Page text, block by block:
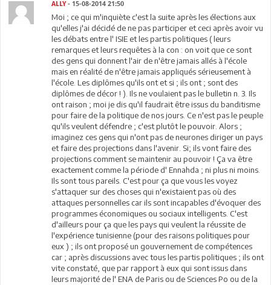
ALLY- 15-08-2014 21:50
Moi ; ce qui m'inquiète c'est la suite après les élections aux
qu'elles j'ai décidé de ne pas participer et ceci après avoir vu
les débats entre l' ISIE et les partis politiques ( leurs
remarques et leurs requêtes à la con : on voit que ce sont
des gens qui donnent l'air de n'être jamais allés à l'école
mais en réalité de n'être jamais appliqués sérieusement à
l'école. Les diplômes qu'ils ont et si ; ils ont ; sont des
diplômes de décor ! ). Ils ne voulaient pas le bulletin n. 3. Ils
ont raison ; moi je dis qu'il faudrait être issus du banditisme
pour faire de la politique de nos jours. Ce n'est pas le peuple
qu'ils veulent défendre ; c'est plutôt le pouvoir. Alors ;
imaginez ces gens qui n'ont pas de neurones diriger un pays
et faire des projections dans l'avenir. Si; ils vont faire des
projections comment se maintenir au pouvoir ! Ça va être
exactement comme la période d' Ennahda ; ni plus ni moins.
Ils sont tous pareils. C'est pour ça que vous les voyez
s'attaquer sur des choses qui n'existaient pas où des
attaques personnelles car ils sont incapables d'évoquer des
programmes économiques ou sociaux intelligents. C'est
d'ailleurs pour ça que les pays qui veulent la réussite de
l'expérience tunisienne (pour des raisons politiques pour
eux ) ; ils ont proposé un gouvernement de compétences
car ; après discussions avec tous les partis politiques ; ils ont
vite constaté, que par rapport à eux qui sont issus dans
leurs majorité de l' ENA de Paris ou de Sciences Po ou de la